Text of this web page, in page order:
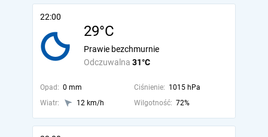
22:00
29°C
Odczuwalna 31°C
Prawie bezchmurnie
Opad: 0 mm Ciśnienie: 1015 hPa
Wiatr:
12 km/h Wilgotność: 72%